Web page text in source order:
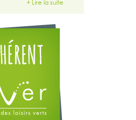
+ Lire la suite